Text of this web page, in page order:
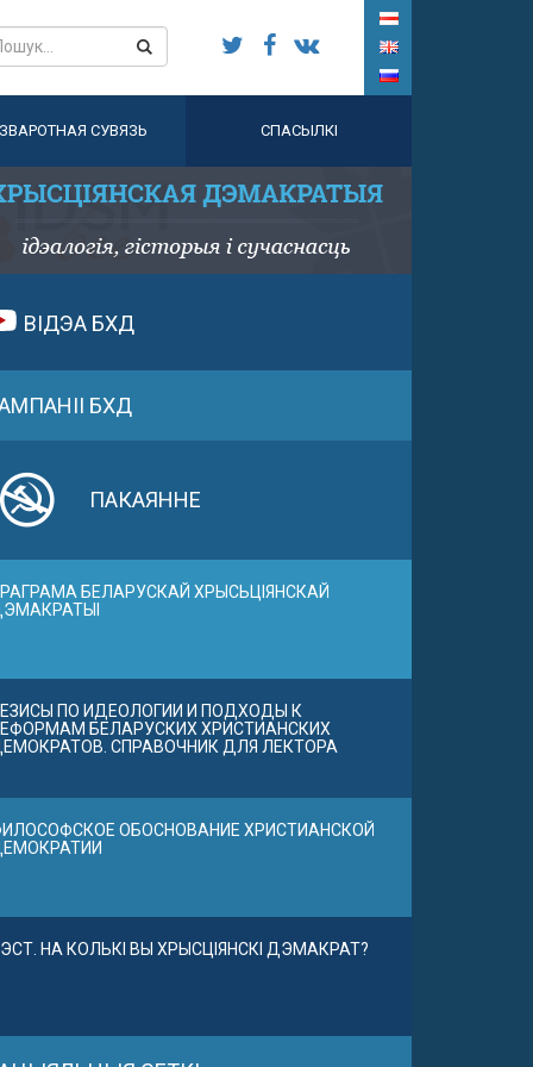
СУВЯЗЬ СПАСЫЛКІ
ВІДЭА БХД
БХД
ПАКАЯННЕ
БЕЛАРУСКАЙ ХРЫСЬЦІЯНСКАЙ
ПО ИДЕОЛОГИИ И ПОДХОДЫ К
БЕЛАРУСКИХ ХРИСТИАНСКИХ
СПРАВОЧНИК ДЛЯ ЛЕКТОРА
ОБОСНОВАНИЕ ХРИСТИАНСКОЙ
НА КОЛЬКІ ВЫ ХРЫСЦІЯНСКІ ДЭМАКРАТ?